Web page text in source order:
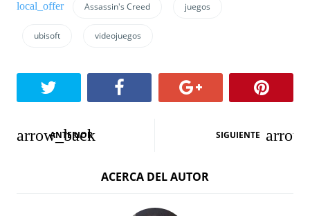
Assassin's Creed juegos
ubisoft videojuegos
N
ANTERIOR SIGUIENTE
ACERCA DEL AUTOR